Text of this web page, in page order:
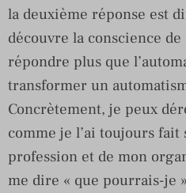
la deuxième réponse est
découvre la conscience de
répondre plus que
transformer un
Concrètement, je peux
comme je l’ai toujours fait
profession et de mon
me dire « que pourrais-je